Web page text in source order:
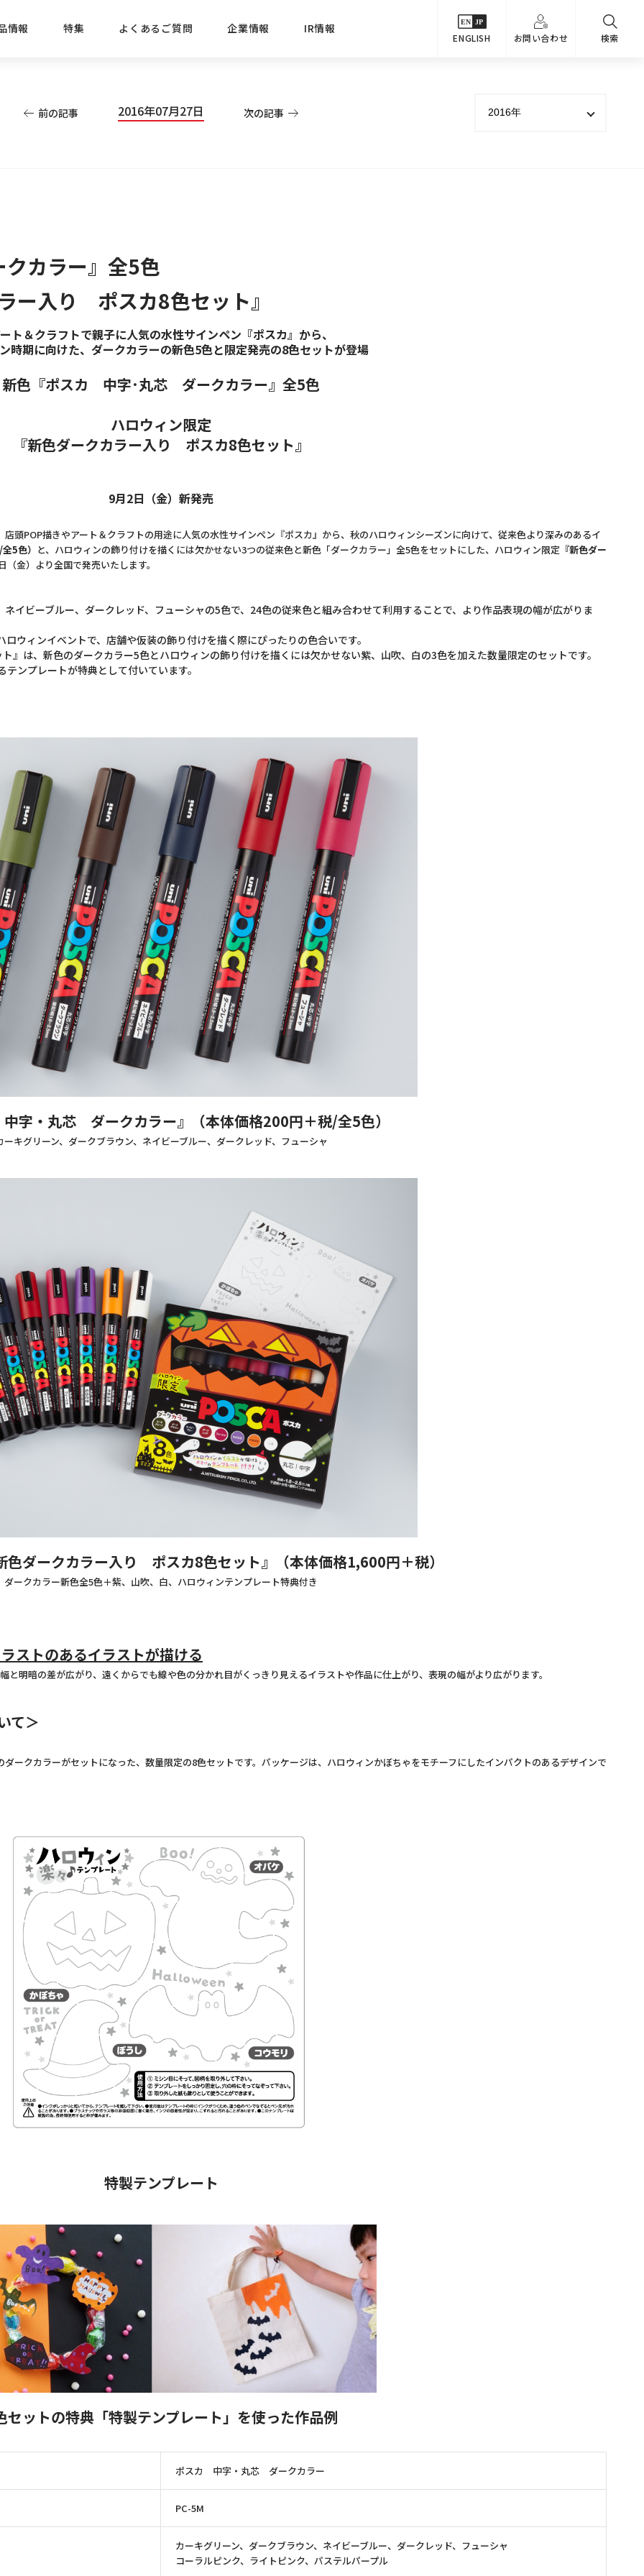
情報
新商品 目的・シーンでさがす
特集
おすすめコンテンツ
よくあるご質問 企業情報
経営方針 ごあいさつ
IR情報
IRニュース 株式情報
ENGLISH お問い合わせ 検索
前の記事 2016年07月27日 次の記事
カラー』全5色
ー入り ポスカ8色セット』
ト＆クラフトで親子に人気の水性サインペン『ポスカ』から、
時期に向けた、ダークカラーの新色5色と限定発売の8色セットが登場
新色『ポスカ 中字･丸芯 ダークカラー』全5色
ハロウィン限定
『新色ダークカラー入り ポスカ8色セット』
9月2日（金）新発売
POP描きやアート＆クラフトの用途に人気の水性サインペン『ポスカ』から、秋のハロウィンシーズンに向けて、従来色より深みのあるイ
5色） と、ハロウィンの飾り付けを描くには欠かせない3つの従来色と新色「ダークカラー」全5色をセットにした、ハロウィン限定 『新色ダー
（金）より全国で発売いたします。
ビーブルー、ダークレッド、フューシャの5色で、24色の従来色と組み合わせて利用することで、より作品表現の幅が広がりま
ィンイベントで、店舗や仮装の飾り付けを描く際にぴったりの色合いです。
、新色のダークカラー5色とハロウィンの飾り付けを描くには欠かせない紫、山吹、白の3色を加えた数量限定のセットです。
ンプレートが特典として付いています。
字・丸芯 ダークカラー』（本体価格200円＋税/全5色）
ーキグリーン、ダークブラウン、ネイビーブルー、ダークレッド、フューシャ
色ダークカラー入り ポスカ8色セット』（本体価格1,600円＋税）
ダークカラー新色全5色＋紫、山吹、白、ハロウィンテンプレート特典付き
ストのあるイラストが描ける
明暗の差が広がり、遠くからでも線や色の分かれ目がくっきり見えるイラストや作品に仕上がり、表現の幅がより広がります。
て＞
クカラーがセットになった、数量限定の8色セットです。パッケージは、ハロウィンかぼちゃをモチーフにしたインパクトのあるデザインで
特製テンプレート
セットの特典「特製テンプレート」を使った作品例
ポスカ 中字・丸芯 ダークカラー
PC-5M
カーキグリーン、ダークブラウン、ネイビーブルー、ダークレッド、フューシャ
コーラルピンク、ライトピンク、パステルパープル